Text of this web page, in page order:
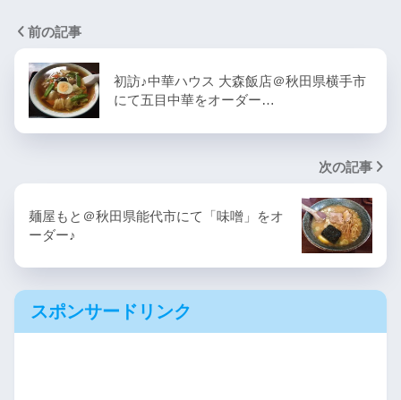
前の記事
初訪♪中華ハウス 大森飯店＠秋田県横手市
にて五目中華をオーダー…
次の記事
麺屋もと＠秋田県能代市にて「味噌」をオ
ーダー♪
スポンサードリンク